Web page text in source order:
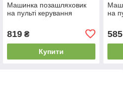
Машинка позашляховик
на пульті керування
819₴
Купити
на
585